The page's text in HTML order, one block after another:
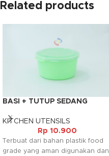
Related products
BASI + TUTUP SEDANG
KITCHEN UTENSILS
Rp 10.900
Terbuat dari bahan plastik food
grade yang aman digunakan dan